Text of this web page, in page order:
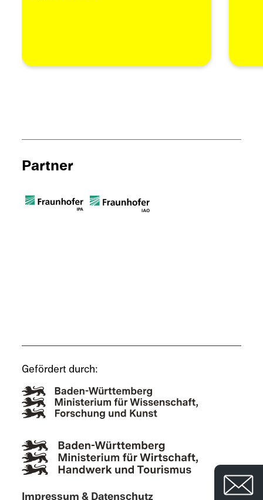
Partner
Impres­sum & Datenschutz
Gefördert durch: